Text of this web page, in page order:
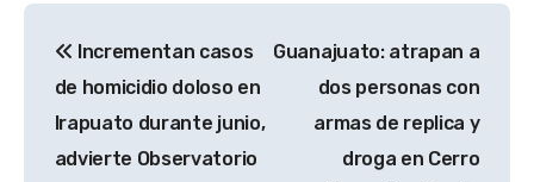
de
entradas
Incrementan casos
de homicidio doloso en
Irapuato durante junio,
advierte Observatorio
Guanajuato: atrapan a
dos personas con
armas de replica y
droga en Cerro